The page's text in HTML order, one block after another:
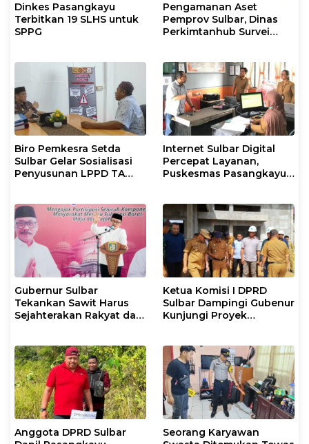
Dinkes Pasangkayu
Terbitkan 19 SLHS untuk
SPPG
Pengamanan Aset
Pemprov Sulbar, Dinas
Perkimtanhub Survei
Biro Pemkesra Setda
Sulbar Gelar Sosialisasi
Penyusunan LPPD TA
Internet Sulbar Digital
Percepat Layanan,
Puskesmas Pasangkayu
Gubernur Sulbar
Tekankan Sawit Harus
Sejahterakan Rakyat dan
Ketua Komisi I DPRD
Sulbar Dampingi Gubenur
Kunjungi Proyek
Anggota DPRD Sulbar
Seorang Karyawan